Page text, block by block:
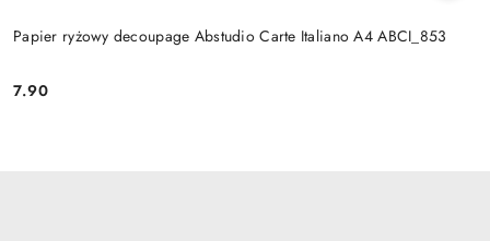
Papier ryżowy decoupage Abstudio Carte Italiano A4 ABCI_853
Cena:
7.90